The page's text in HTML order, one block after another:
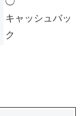
キャッシュバッ
ク